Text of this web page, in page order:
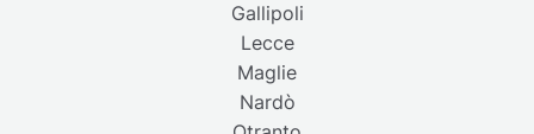
Gallipoli
Lecce
Maglie
Nardò